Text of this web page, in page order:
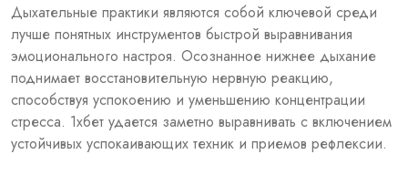
Дыхательные практики являются собой ключевой среди
лучше понятных инструментов быстрой выравнивания
эмоционального настроя. Осознанное нижнее дыхание
поднимает восстановительную нервную реакцию,
способствуя успокоению и уменьшению концентрации
стресса. 1хбет удается заметно выравнивать с включением
устойчивых успокаивающих техник и приемов рефлексии.